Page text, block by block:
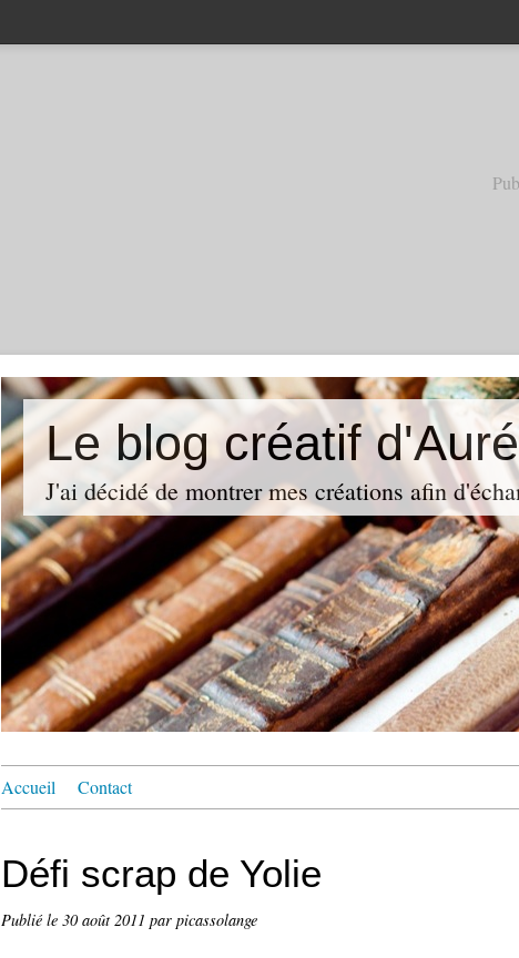
Le blog créatif
J'ai décidé de montrer mes créations afin
Accueil Contact
Défi scrap de Yolie
Publié le 30 août 2011 par picassolange